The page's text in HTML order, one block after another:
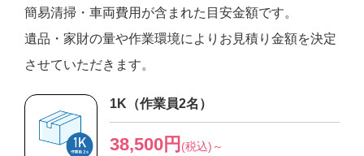
簡易清掃・車両費用が含まれた目安金額です。
遺品・家財の量や作業環境によりお見積り金額を決定
させていただきます。
1K（作業員2名）
38,500円 (税込)～